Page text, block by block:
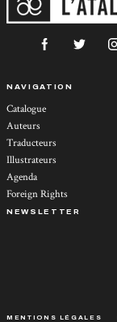
NAVIGATION
Catalogue
Auteurs
Traducteurs
Illustrateurs
Agenda
Foreign Rights
NEWSLETTER
MENTIONS LÉGALES